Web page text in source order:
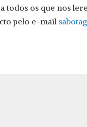
todos os que nos
pelo e-mail